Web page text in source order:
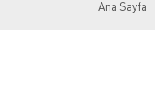
Ana Sayfa